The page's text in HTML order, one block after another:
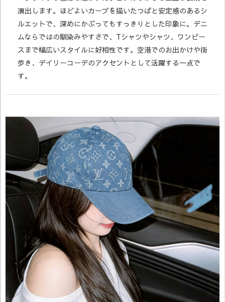
演出します。ほどよいカーブを描いたつばと安定感のあるシ
ルエットで、深めにかぶってもすっきりとした印象に。デニ
ムならではの馴染みやすさで、Tシャツやシャツ、ワンピー
スまで幅広いスタイルに好相性です。空港でのお出かけや街
歩き、デイリーコーデのアクセントとして活躍する一点で
す。